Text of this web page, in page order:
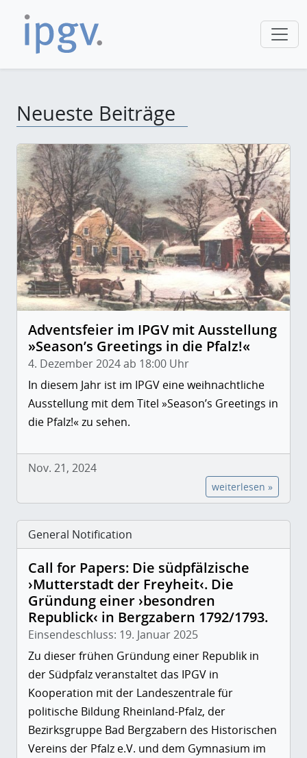
Neueste Beiträge
Adventsfeier im IPGV mit Ausstellung
»Season’s Greetings in die Pfalz!«
4. Dezember 2024 ab 18:00 Uhr
In diesem Jahr ist im IPGV eine weihnachtliche
Ausstellung mit dem Titel »Season’s Greetings in
die Pfalz!« zu sehen.
Nov. 21, 2024
weiterlesen »
General Notification
Call for Papers: Die südpfälzische
›Mutterstadt der Freyheit‹. Die
Gründung einer ›besondren
Republick‹ in Bergzabern 1792/1793.
Einsendeschluss: 19. Januar 2025
Zu dieser frühen Gründung einer Republik in
der Südpfalz veranstaltet das IPGV in
Kooperation mit der Landeszentrale für
politische Bildung Rheinland-Pfalz, der
Bezirksgruppe Bad Bergzabern des Historischen
Vereins der Pfalz e.V. und dem Gymnasium im